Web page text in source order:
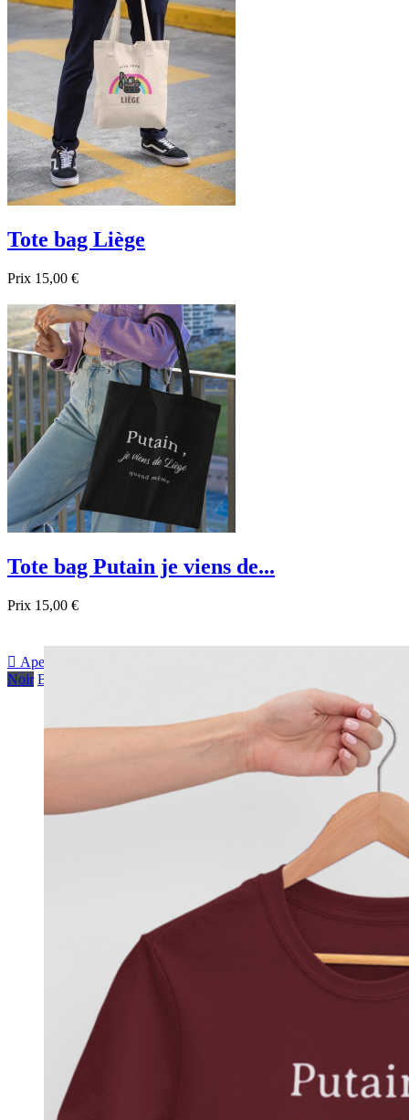
Aperçu rapide
Bleu foncé
Tote bag Liège
Prix 15,00 €
Aperçu rapide
Tote bag Putain je viens de...
Prix 15,00 €
 Aperçu rapide
Noir Beige